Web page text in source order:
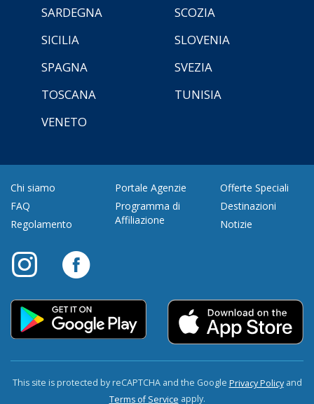
SARDEGNA
SCOZIA
SICILIA
SLOVENIA
SPAGNA
SVEZIA
TOSCANA
TUNISIA
VENETO
Chi siamo
FAQ
Regolamento
Portale Agenzie
Programma di
Affiliazione
Offerte Speciali
Destinazioni
Notizie
This site is protected by reCAPTCHA and the Google Privacy Policyand
Terms of Service apply.